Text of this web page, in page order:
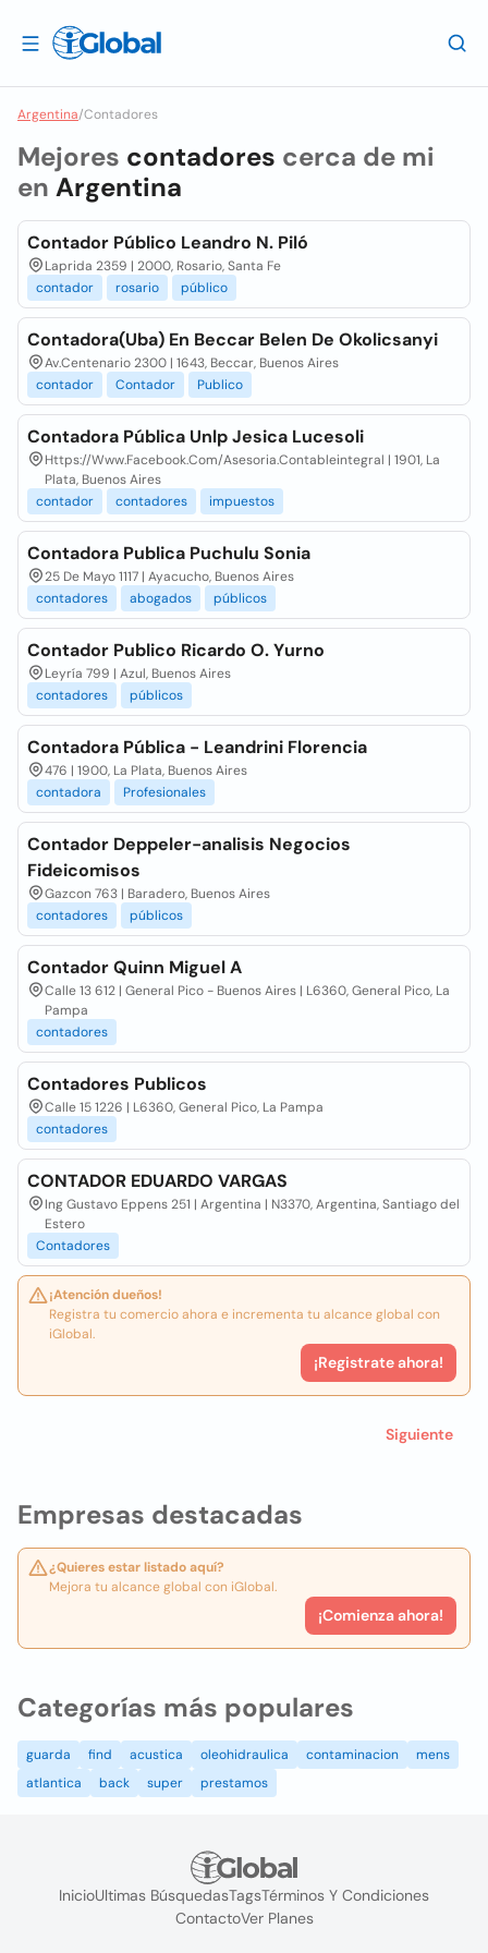
Argentina/Contadores
Empresas destacadas
¿Quieres estar listado aquí?
Mejora tu alcance global con iGlobal.
¡Comienza ahora!
Mejores contadores cerca de mi
en Argentina
Contador Público Leandro N. Piló
Laprida 2359 | 2000, Rosario, Santa Fe
contador
rosario público
Contadora(Uba) En Beccar Belen De Okolicsanyi
Av.Centenario 2300 | 1643, Beccar, Buenos Aires
contador
Contador Publico
Contadora Pública Unlp Jesica Lucesoli
Https://Www.Facebook.Com/Asesoria.Contableintegral | 1901, La
Plata, Buenos Aires
contador
contadores impuestos
Contadora Publica Puchulu Sonia
25 De Mayo 1117 | Ayacucho, Buenos Aires
contadores
abogados públicos
Contador Publico Ricardo O. Yurno
Leyría 799 | Azul, Buenos Aires
contadores
públicos
Contadora Pública - Leandrini Florencia
476 | 1900, La Plata, Buenos Aires
contadora
Profesionales
Contador Deppeler-analisis Negocios
Fideicomisos
Gazcon 763 | Baradero, Buenos Aires
contadores
públicos
Contador Quinn Miguel A
Calle 13 612 | General Pico - Buenos Aires | L6360, General Pico, La
Pampa
contadores
Contadores Publicos
Calle 15 1226 | L6360, General Pico, La Pampa
contadores
CONTADOR EDUARDO VARGAS
Ing Gustavo Eppens 251 | Argentina | N3370, Argentina, Santiago del
Estero
Contadores
¡Atención dueños!
Registra tu comercio ahora e incrementa tu alcance global con
iGlobal.
¡Registrate ahora!
Siguiente
Categorías más populares
guarda find acustica oleohidraulica contaminacion
mens
atlantica
back super prestamos
InicioUltimas BúsquedasTagsTérminos Y Condiciones
ContactoVer Planes